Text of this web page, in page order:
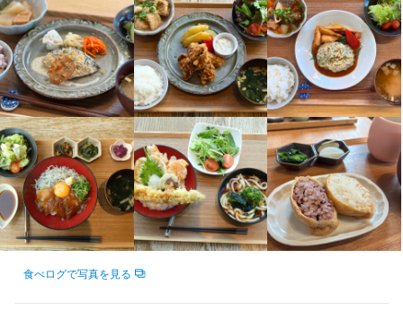
食べログで写真を見る
学歴不問 未経験者歓迎 Uターン・Iターン歓迎 フリーター歓迎
大学生歓迎
主婦・主夫歓迎
女性活躍中 ブランクOK 面接1回
仕事内容
【仕事内容】
ホール業務全般
・席案内
・オーダー
・配膳
・お会計
テイクアウト業務